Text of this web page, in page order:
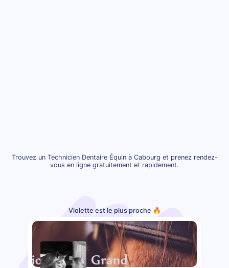
Trouvez un Technicien Dentaire Équin à Cabourg et prenez rendez-
vous en ligne gratuitement et rapidement.
Violette est le plus proche 🔥